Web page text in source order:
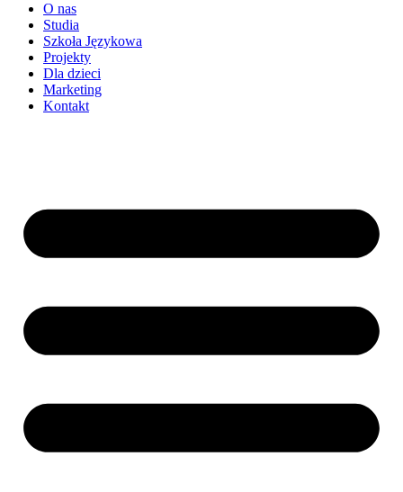
O nas
Studia
Szkoła Językowa
Projekty
Dla dzieci
Marketing
Kontakt